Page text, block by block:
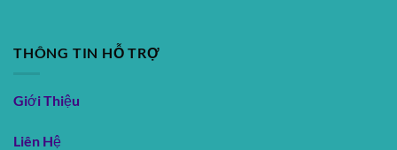
THÔNG TIN HỖ TRỢ
Giới Thiệu
Liên Hệ